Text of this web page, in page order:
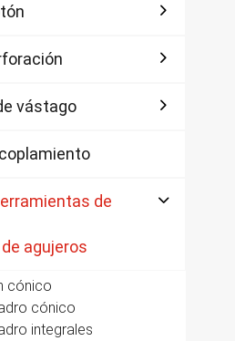



vástago

de
agujeros
cónico
cónico
integrales